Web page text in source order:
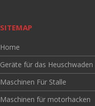
SITEMAP
Home
Geräte für das Heuschwaden
Maschinen Für Stalle
Maschinen für motorhacken